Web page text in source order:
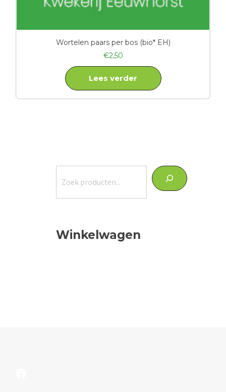
Wortelen paars per bos (bio* EH)
€2,50
Lees verder
Winkelwagen